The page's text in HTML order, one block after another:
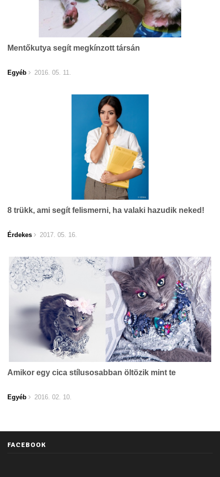
Mentőkutya segít megkínzott társán
Egyéb 2016. 05. 11.
8 trükk, ami segít felismerni, ha valaki hazudik neked!
Érdekes 2017. 05. 16.
Amikor egy cica stílusosabban öltözik mint te
Egyéb 2016. 02. 10.
FACEBOOK